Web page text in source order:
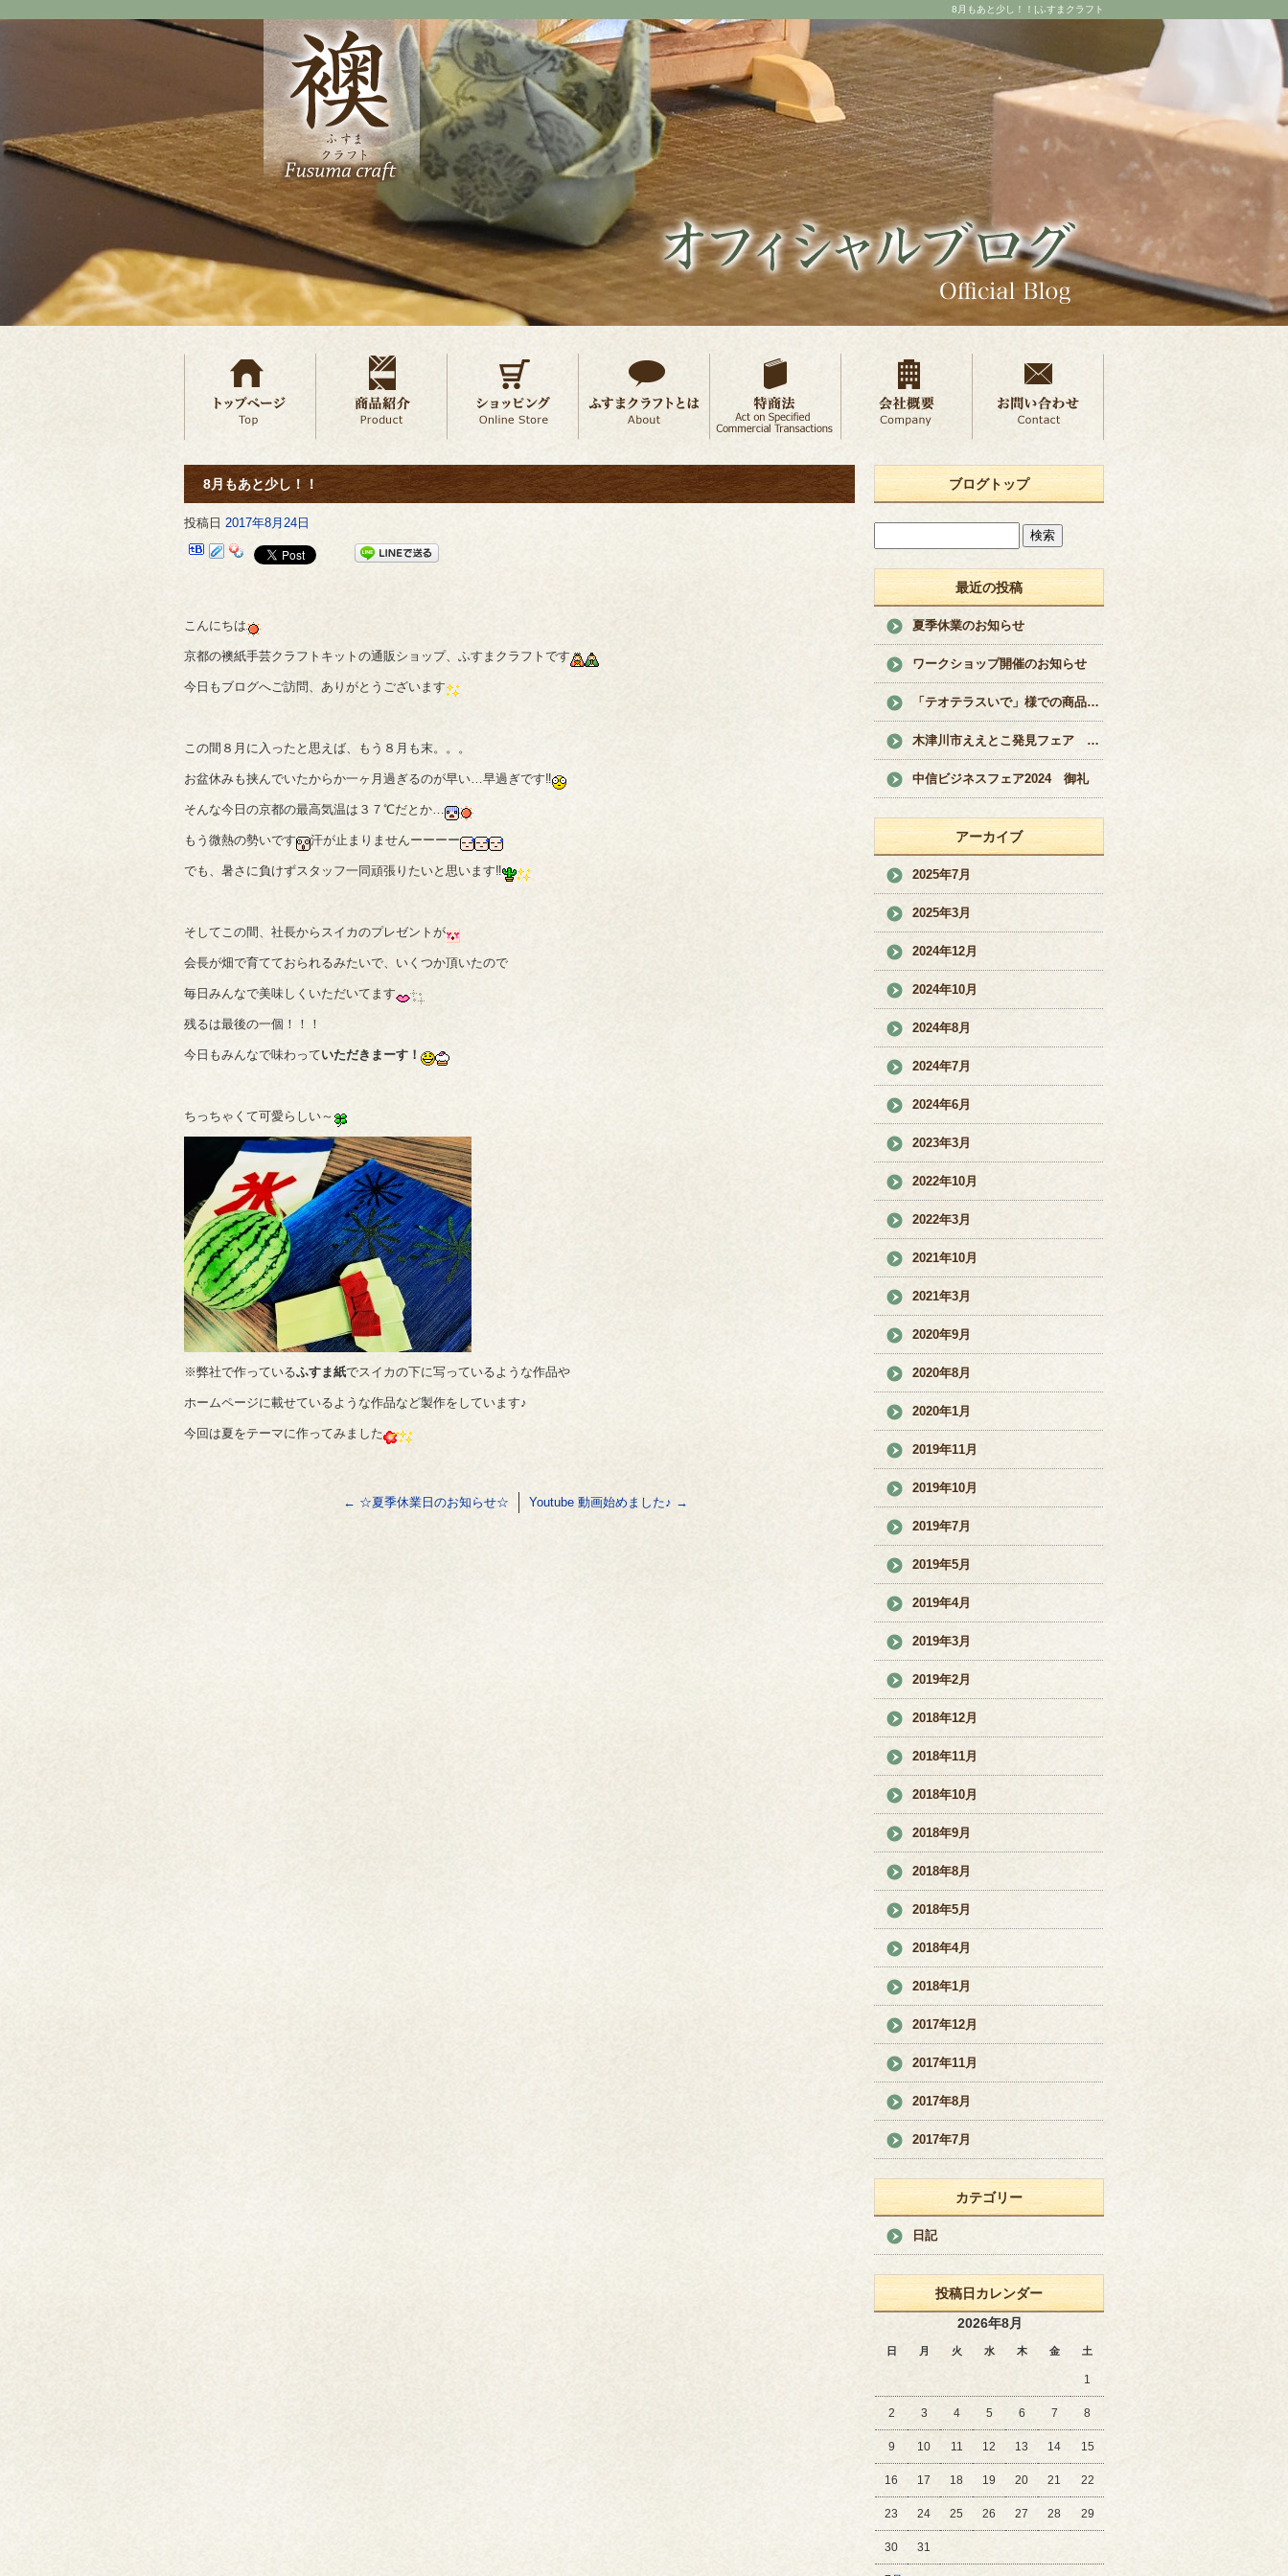
8月もあと少し！！|ふすまクラフト
8月もあと少し！！
投稿日 2017年8月24日
こんにちは
京都の襖紙手芸クラフトキットの通販ショップ、ふすまクラフトです
今日もブログへご訪問、ありがとうございます
この間８月に入ったと思えば、もう８月も末。。。
お盆休みも挟んでいたからか一ヶ月過ぎるのが早い…早過ぎです‼
そんな今日の京都の最高気温は３７℃だとか…
もう微熱の勢いです 汗が止まりませんーーーー
でも、暑さに負けずスタッフ一同頑張りたいと思います‼
そしてこの間、社長からスイカのプレゼントが
会長が畑で育てておられるみたいで、いくつか頂いたので
毎日みんなで美味しくいただいてます
残るは最後の一個！！！
今日もみんなで味わっていただきまーす！
ちっちゃくて可愛らしい～
※弊社で作っているふすま紙でスイカの下に写っているような作品や
ホームページに載せているような作品など製作をしています♪
今回は夏をテーマに作ってみました
← ☆夏季休業日のお知らせ☆ Youtube 動画始めました♪ →
ブログトップ
最近の投稿
夏季休業のお知らせ
ワークショップ開催のお知らせ
「テオテラスいで」様での商品販売のお知らせ
木津川市ええとこ発見フェア 開催
中信ビジネスフェア2024 御礼
アーカイブ
2025年7月
2025年3月
2024年12月
2024年10月
2024年8月
2024年7月
2024年6月
2023年3月
2022年10月
2022年3月
2021年10月
2021年3月
2020年9月
2020年8月
2020年1月
2019年11月
2019年10月
2019年7月
2019年5月
2019年4月
2019年3月
2019年2月
2018年12月
2018年11月
2018年10月
2018年9月
2018年8月
2018年5月
2018年4月
2018年1月
2017年12月
2017年11月
2017年8月
2017年7月
カテゴリー
日記
投稿日カレンダー
2026年8月
日 月 火 水 木 金 土
1
2 3 4 5 6 7 8
9 10 11 12 13 14 15
16 17 18 19 20 21 22
23 24 25 26 27 28 29
30 31